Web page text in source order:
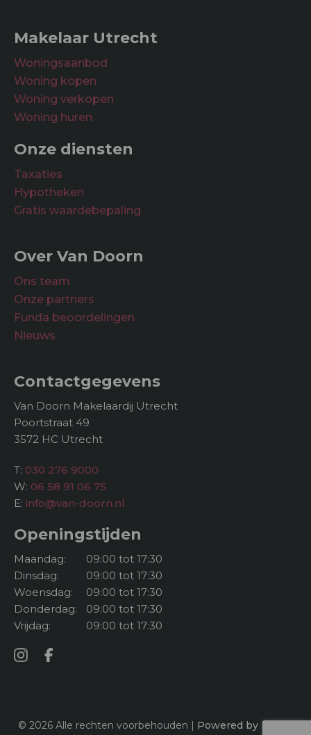
Makelaar Utrecht
Woningsaanbod
Woning kopen
Woning verkopen
Woning huren
Onze diensten
Taxaties
Hypotheken
Gratis waardebepaling
Over Van Doorn
Ons team
Onze partners
Funda beoordelingen
Nieuws
Contactgegevens
Van Doorn Makelaardij Utrecht
Poortstraat 49
3572 HC Utrecht
T: 030 276 9000
W: 06 58 91 06 75
E: info@van-doorn.nl
Openingstijden
Maandag:
09:00 tot 17:30
Dinsdag:
09:00 tot 17:30
Woensdag:
09:00 tot 17:30
Donderdag:
09:00 tot 17:30
Vrijdag:
09:00 tot 17:30
© 2026 Alle rechten voorbehouden | Powered by iClicks